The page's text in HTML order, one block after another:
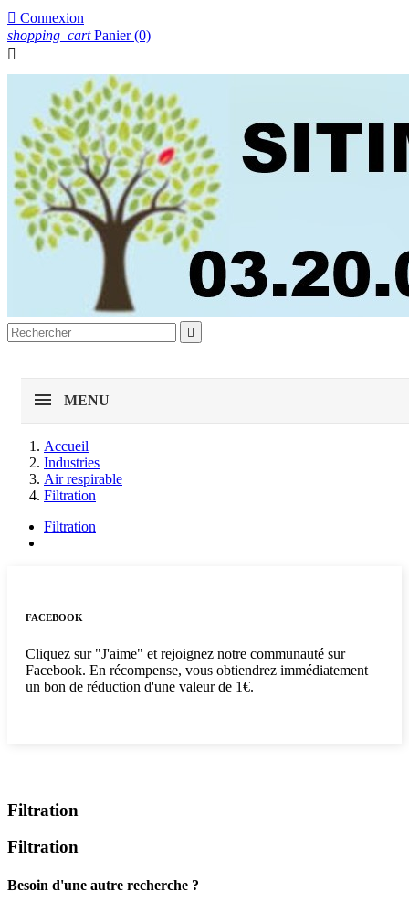
 Connexion
shopping_cart Panier (0)


MENU
Accueil
Industries
Air respirable
Filtration
Filtration
FACEBOOK
Cliquez sur "J'aime" et rejoignez notre communauté sur
Facebook. En récompense, vous obtiendrez immédiatement
un bon de réduction d'une valeur de 1€.
Filtration
Filtration
Besoin d'une autre recherche ?